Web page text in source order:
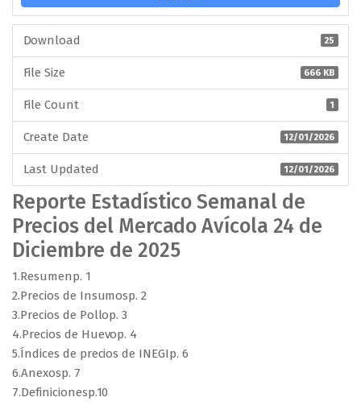
Download 25
File Size 666 KB
File Count 1
Create Date 12/01/2026
Last Updated 12/01/2026
Reporte Estadístico Semanal de
Precios del Mercado Avícola 24 de
Diciembre de 2025
1.Resumenp. 1
2.Precios de Insumosp. 2
3.Precios de Pollop. 3
4.Precios de Huevop. 4
5.Índices de precios de INEGIp. 6
6.Anexosp. 7
7.Definicionesp.10